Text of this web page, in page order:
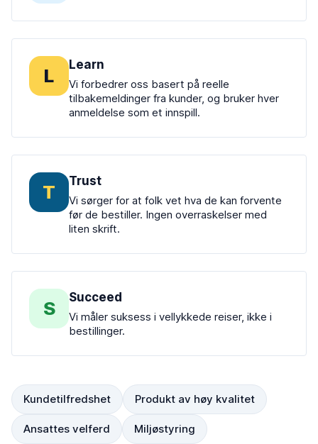
L Learn
Vi forbedrer oss basert på reelle
tilbakemeldinger fra kunder, og bruker hver
anmeldelse som et innspill.
T Trust
Vi sørger for at folk vet hva de kan forvente
før de bestiller. Ingen overraskelser med
liten skrift.
S Succeed
Vi måler suksess i vellykkede reiser, ikke i
bestillinger.
Kundetilfredshet Produkt av høy kvalitet
Ansattes velferd Miljøstyring